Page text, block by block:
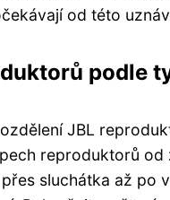
od této
podle
JBL
reproduktorů od
sluchátka až po